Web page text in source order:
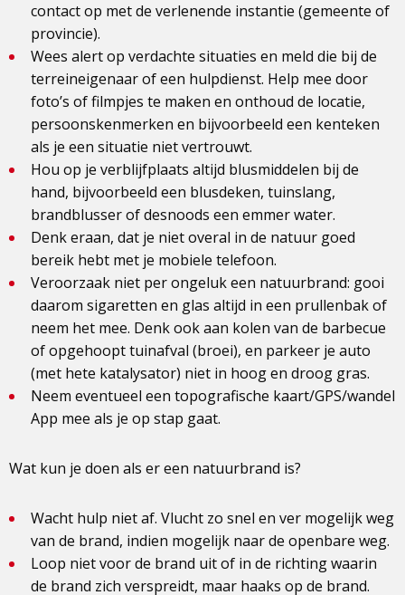
contact op met de verlenende instantie (gemeente of
provincie).
Wees alert op verdachte situaties en meld die bij de
terreineigenaar of een hulpdienst. Help mee door
foto’s of filmpjes te maken en onthoud de locatie,
persoonskenmerken en bijvoorbeeld een kenteken
als je een situatie niet vertrouwt.
Hou op je verblijfplaats altijd blusmiddelen bij de
hand, bijvoorbeeld een blusdeken, tuinslang,
brandblusser of desnoods een emmer water.
Denk eraan, dat je niet overal in de natuur goed
bereik hebt met je mobiele telefoon.
Veroorzaak niet per ongeluk een natuurbrand: gooi
daarom sigaretten en glas altijd in een prullenbak of
neem het mee. Denk ook aan kolen van de barbecue
of opgehoopt tuinafval (broei), en parkeer je auto
(met hete katalysator) niet in hoog en droog gras.
Neem eventueel een topografische kaart/GPS/wandel
App mee als je op stap gaat.
Wat kun je doen als er een natuurbrand is?
Wacht hulp niet af. Vlucht zo snel en ver mogelijk weg
van de brand, indien mogelijk naar de openbare weg.
Loop niet voor de brand uit of in de richting waarin
de brand zich verspreidt, maar haaks op de brand.